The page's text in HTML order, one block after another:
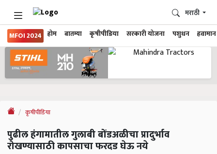
MFOI 2024 होम बातम्या कृषीपीडिया सरकारी योजना पशुधन हवामान
मराठी
कृषीपीडिया
पुढील हंगामातील गुलाबी बोंडअळीचा प्रादुर्भाव
रोखण्यासाठी कापसाचा फरदड घेऊ नये